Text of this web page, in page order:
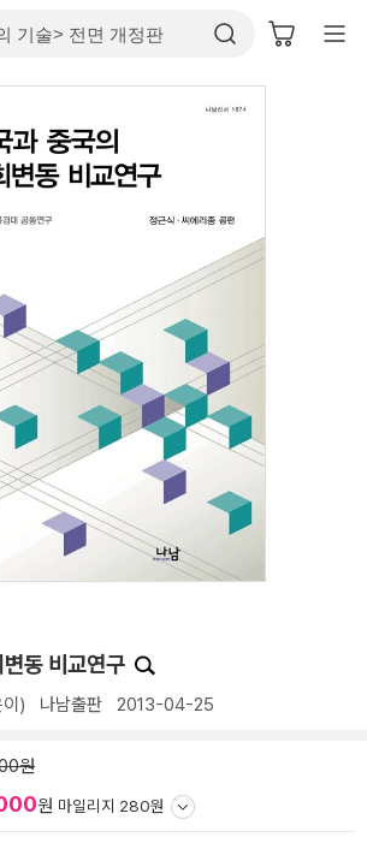
동 비교연구
이) 나남출판 2013-04-25
원
원 마일리지 280원